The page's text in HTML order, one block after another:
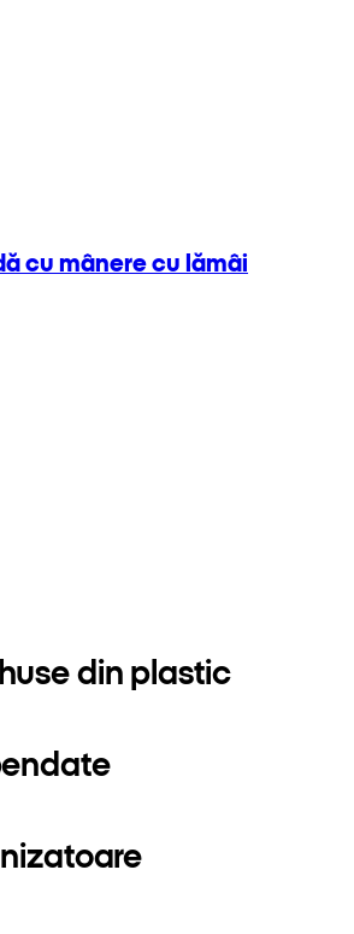
cu mânere cu lămâi
din plastic